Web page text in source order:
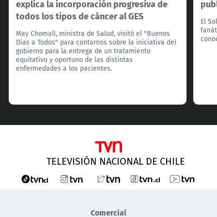
explica la incorporación progresiva de
todos los tipos de cáncer al GES
May Chomalí, ministra de Salud, visitó el "Buenos
Días a Todos" para contarnos sobre la iniciativa del
gobierno para la entrega de un tratamiento
equitativo y oportuno de las distintas
enfermedades a los pacientes.
El
TELEVISIÓN NACIONAL DE CHILE
Comercial